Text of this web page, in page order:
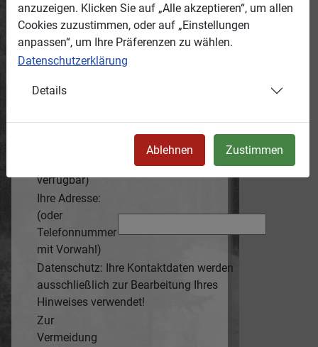
Grund:
Ihr Hinweis:
Ihr Name:
verfügbar)
Ihre Adresse:
(oder
Telefonnummer
mit Vorwahl)
Datenschutz: Ihre Kontaktdaten werden
ausschließlich zur Bearbeitung Ihres
Hinweises verwendet!
Zur
Vermeidung
anzuzeigen. Klicken Sie auf „Alle akzeptieren“, um allen
Cookies zuzustimmen, oder auf „Einstellungen
anpassen“, um Ihre Präferenzen zu wählen.
Datenschutzerklärung
Details
Ablehnen Zustimmen